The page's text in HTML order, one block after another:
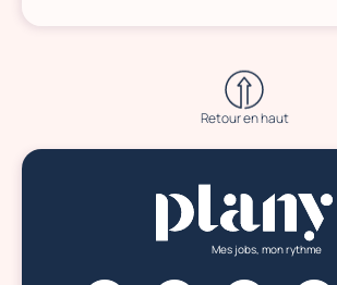
Retour en haut
Mes jobs, mon rythme